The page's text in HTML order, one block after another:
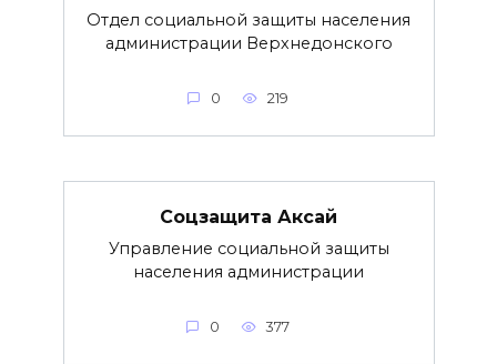
Отдел социальной защиты населения
администрации Верхнедонского
0 219
Соцзащита Аксай
Управление социальной защиты
населения администрации
0 377